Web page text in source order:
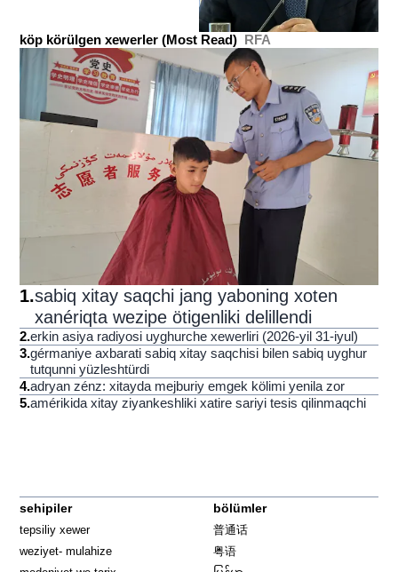
köp körülgen xewerler (Most Read) RFA
1.sabiq xitay saqchi jang yaboning xoten
xanériqta wezipe ötigenliki delillendi
2.erkin asiya radiyosi uyghurche xewerliri (2026-yil 31-iyul)
3.gérmaniye axbarati sabiq xitay saqchisi bilen sabiq uyghur
tutqunni yüzleshtürdi
4.adryan zénz: xitayda mejburiy emgek kölimi yenila zor
5.amérikida xitay ziyankeshliki xatire sariyi tesis qilinmaqchi
sehipiler
tepsiliy xewer
weziyet- mulahize
bölümler
普通话
粤语